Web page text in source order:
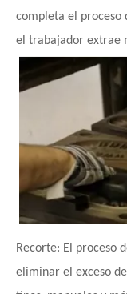
completa el proceso
el trabajador extrae
Recorte: El proceso
eliminar el exceso